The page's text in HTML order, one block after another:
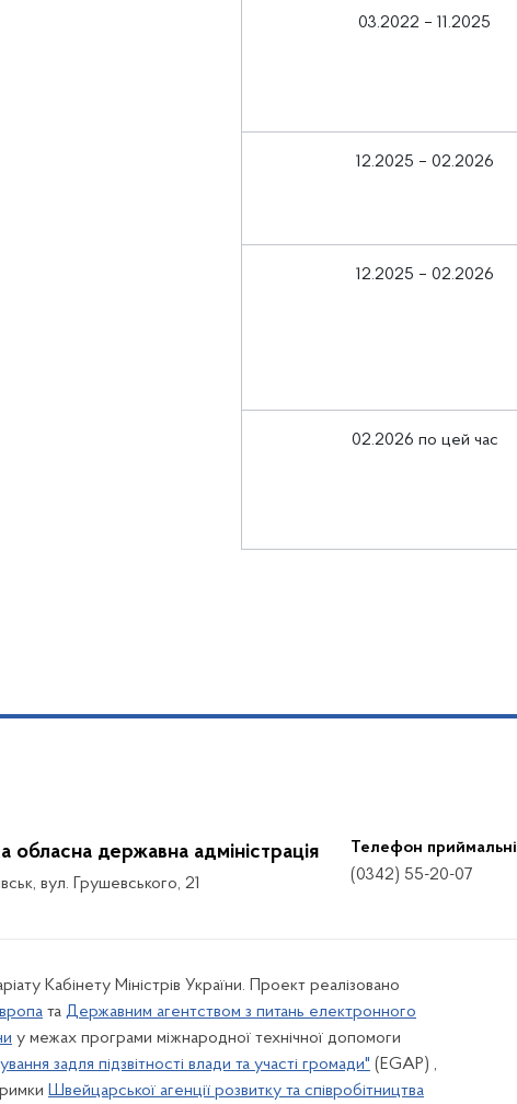
03.2022 – 11.2025
12.2025 – 02.2026
12.2025 – 02.2026
02.2026 по цей час
обласна державна адміністрація
вул. Грушевського, 21
Телефон приймальні
(0342) 55-20-07
Кабінету Міністрів України. Проект реалізовано
та Державним агентством з питань електронного
у межах програми міжнародної технічної допомоги
задля підзвітності влади та участі громади" (EGAP) ,
Швейцарської агенції розвитку та співробітництва